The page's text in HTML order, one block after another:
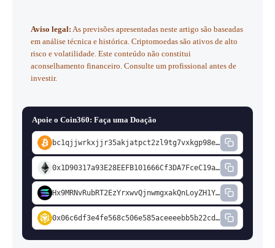
garantia de retorno.
deDCA(aportes periódicos fixos) historicamente reduz o
impacto da volatilidade. Nunca invista mais do que está
disposto a perder. Consulte um assessor financeiro
credenciado pela CVM antes de decidir.
Aviso legal: As previsões apresentadas neste artigo são baseadas
em análise técnica e histórica. Criptomoedas são ativos de alto
risco e volatilidade. Este conteúdo não constitui
aconselhamento financeiro. Consulte um profissional antes de
investir.
Apoie o Coin360: Faça uma Doação
bc1qjjwrkxjjr35akjatpct2zl9tg7vxkgp98em2cd
0x1D90317a93E28EEFB101666Cf3DA7FceC19a74fD
Hx9MRNvRubRT2EzYrxwvQjnwmgxakQnLoyZH1YBdi1a7
0x06c6df3e4fe568c506e585aceeeebb5b22cdd5c3